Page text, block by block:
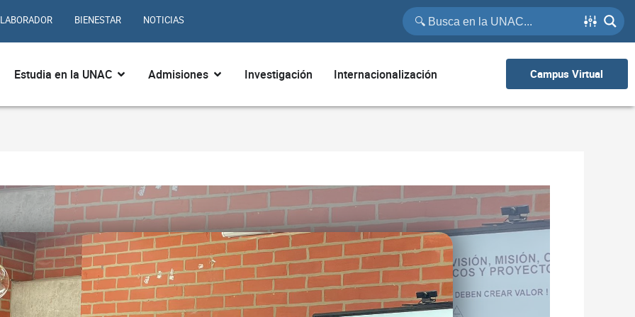
BIENESTAR NOTICIAS
¿Quiénes somos?
Estudia en la UNAC Abrir Estudia en la UNAC
Admisiones Abrir Admisiones
Investigación Internacionalización Campus Virtual